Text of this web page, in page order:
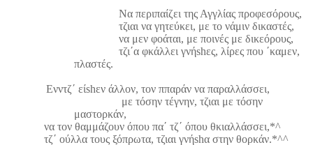
Να περιπαίζει της Αγγλίας προφεσόρους,
τζιαι να γητεύκει, με το νάμιν δικαστές,
να μεν φοάται, με ποινές με δικεόρους,
τζι΄α φκάλλει γνήshες, λίρες που ΄καμεν,
πλαστές.
Ενντζ΄ είshεν άλλον, τον ππαράν να παραλλάσσει,
με τόσην τέγνην, τζιαι με τόσην
μαστορκάν,
να τον θαμμάζουν όπου πα΄ τζ΄ όπου θκιαλλάσσει,*^
τζ΄ ούλλα τους ξόπρωτα, τζιαι γνήshα στην θορκάν.*^^